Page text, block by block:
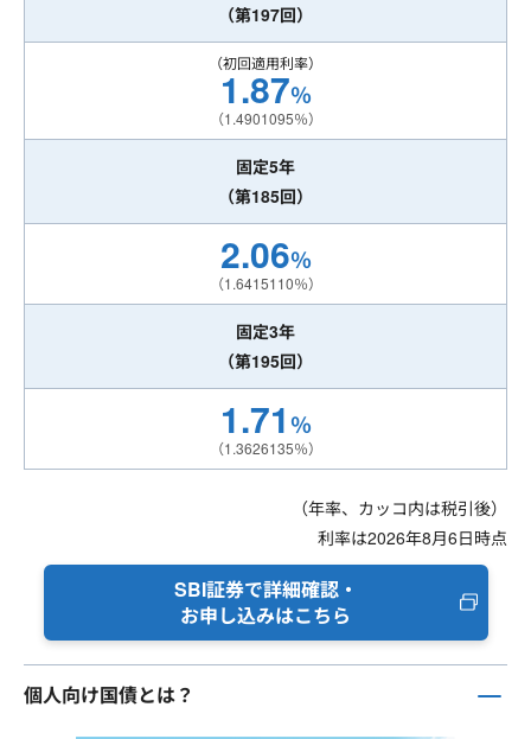
（第197回）
（初回適用利率）
1.87％
（1.4901095％）
固定5年
（第185回）
2.06％
（1.6415110％）
固定3年
（第195回）
1.71 ％
（1.3626135％）
（年率、カッコ内は税引後）
利率は2026年8月6日時点
SBI証券で詳細確認・
お申し込みはこちら
個人向け国債とは？